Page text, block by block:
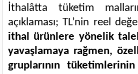
İthalâtta tüketim
açıklaması; TL’nin reel
ithal ürünlere yönelik
yavaşlamaya rağmen,
gruplarının